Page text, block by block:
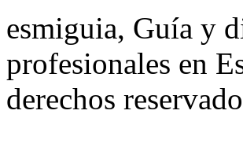
esmiguia, Guía y
profesionales en
derechos